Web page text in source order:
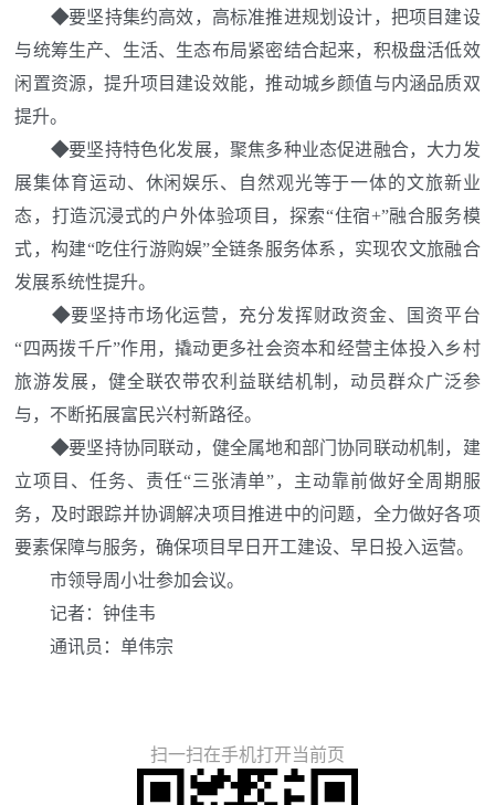
◆要坚持集约高效，高标准推进规划设计，把项目建设
与统筹生产、生活、生态布局紧密结合起来，积极盘活低效
闲置资源，提升项目建设效能，推动城乡颜值与内涵品质双
提升。
◆要坚持特色化发展， 聚焦多种业态促进融合，大力发
展集体育运动、休闲娱乐、自然观光等于一体的文旅新业
态，打造沉浸式的户外体验项目，探索“住宿+”融合服务模
式，构建“吃住行游购娱”全链条服务体系，实现农文旅融合
发展系统性提升。
◆要坚持市场化运营， 充分发挥财政资金、国资平台
“四两拨千斤”作用，撬动 更多社会资本和经营主体投入乡村
旅游发展，健全联农带农利益联结机制，动员群众广泛参
与，不断拓展富民兴村新路径。
◆要坚持协同联动， 健全属地和部门协同联动机制，建
立项目、任务、责任“三张清单”，主动靠前做好全周期服
务，及时跟踪并协调解决项目推进中的问题，全力做好各项
要素保障与服务，确保项目早日开工建设、早日投入运营。
市领导周小壮参加会议。
记者：钟佳韦
通讯员：单伟宗
扫一扫在手机打开当前页